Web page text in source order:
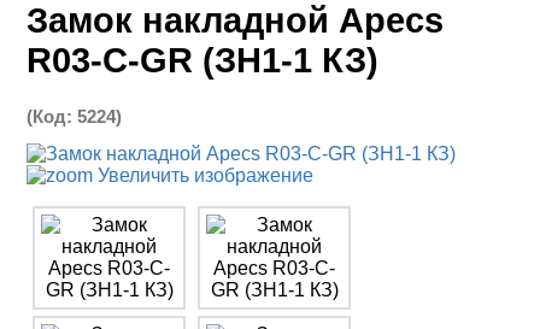
Замок накладной Apecs
R03-C-GR (ЗН1-1 КЗ)
(Код:5224)
Увеличить изображение